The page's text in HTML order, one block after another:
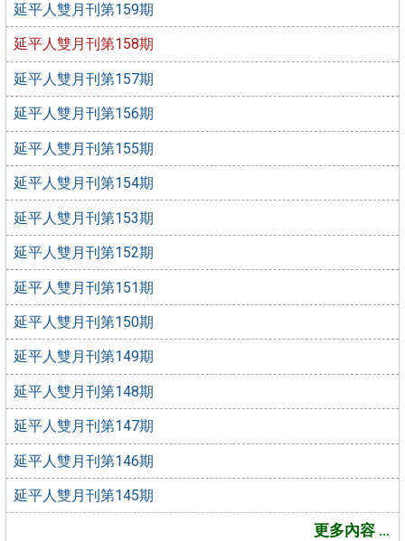
延平人雙月刊第159期
延平人雙月刊第158期
延平人雙月刊第157期
延平人雙月刊第156期
延平人雙月刊第155期
延平人雙月刊第154期
延平人雙月刊第153期
延平人雙月刊第152期
延平人雙月刊第151期
延平人雙月刊第150期
延平人雙月刊第149期
延平人雙月刊第148期
延平人雙月刊第147期
延平人雙月刊第146期
延平人雙月刊第145期
更多內容 ...